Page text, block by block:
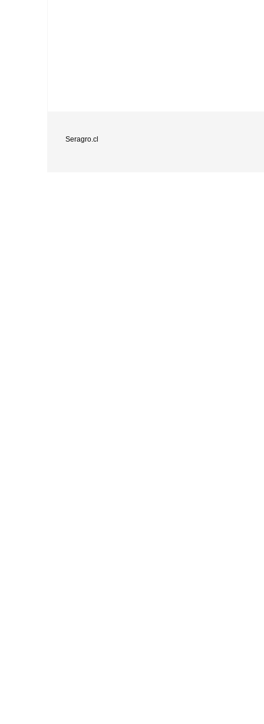
Seragro.cl